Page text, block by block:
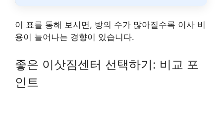
이 표를 통해 보시면, 방의 수가 많아질수록 이사 비
용이 늘어나는 경향이 있습니다.
좋은 이삿짐센터 선택하기: 비교 포
인트